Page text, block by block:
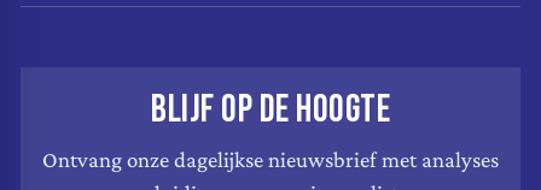
BLIJF OP DE HOOGTE
Ontvang onze dagelijkse nieuwsbrief met analyses